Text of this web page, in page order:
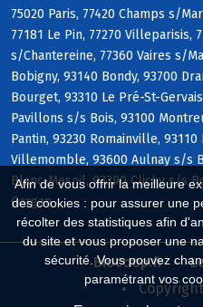
Afin de vous offrir la meilleure
des cookies : pour assurer une
récolter des statistiques afin
du site et vous proposer une
sécurité. Vous pouvez
paramétrant vos
75020 Paris, 77420 Champs s/
77181 Le Pin, 77270 Villeparisis,
s/Chantereine, 77360 Vaires s/
Bobigny, 93140 Bondy, 93700
Bourget, 93310 Le Pré-St-
Pavillons s/s Bois, 93100
Pantin, 93230 Romainville,
Villemomble, 93600 Aulnay s/s
Blanc-Mesnil, 93390 Clichy s/s
Gargan
Biocoop.fr